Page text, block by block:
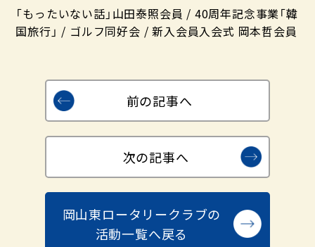
「もったいない話」山田泰照会員 / 40周年記念事業「韓
国旅行」 / ゴルフ同好会 / 新入会員入会式 岡本哲会員
前の記事へ
岡山東ロータリークラブの
活動一覧へ戻る
次の記事へ